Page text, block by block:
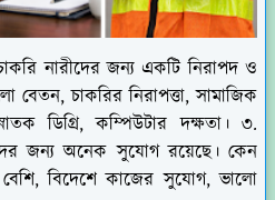
নারীদের জন্য একটি নিরাপদ ও
বেতন, চাকরির নিরাপত্তা, সামাজিক
ডিগ্রি, কম্পিউটার দক্ষতা। ৩.
জন্য অনেক সুযোগ রয়েছে। কেন
বেশি, বিদেশে কাজের সুযোগ, ভালো